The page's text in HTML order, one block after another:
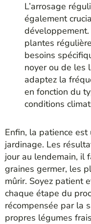
L’arrosage
également
plantes
besoins
noyer ou de les
adaptez la
en fonction du
conditions
Enfin, la patience
jardinage. Les
jour au lendemain, il
graines germer, les
mûrir. Soyez patient
chaque étape du
récompensée par la
propres légumes